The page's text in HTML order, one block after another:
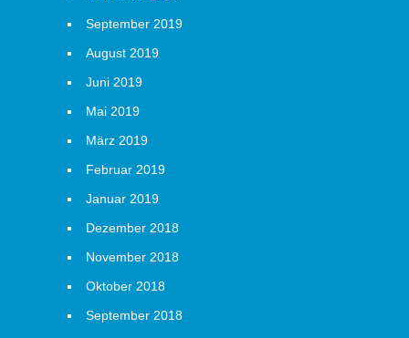
September 2019
August 2019
Juni 2019
Mai 2019
März 2019
Februar 2019
Januar 2019
Dezember 2018
November 2018
Oktober 2018
September 2018